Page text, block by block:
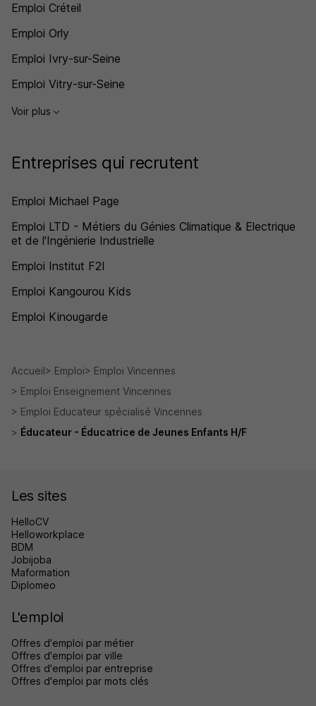
Emploi Créteil
Emploi Orly
Emploi Ivry-sur-Seine
Emploi Vitry-sur-Seine
Voir plus
Entreprises qui recrutent
Emploi Michael Page
Emploi LTD - Métiers du Génies Climatique & Electrique
et de l'Ingénierie Industrielle
Emploi Institut F2I
Emploi Kangourou Kids
Emploi Kinougarde
Accueil Emploi
Emploi Vincennes
Emploi Enseignement Vincennes
Emploi Educateur spécialisé Vincennes
Éducateur - Éducatrice de Jeunes Enfants H/F
Les sites
HelloCV
Helloworkplace
BDM
Jobijoba
Maformation
Diplomeo
L'emploi
Offres d'emploi par métier
Offres d'emploi par ville
Offres d'emploi par entreprise
Offres d'emploi par mots clés